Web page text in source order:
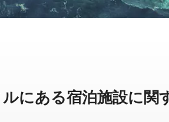
に⁠あ⁠る宿⁠泊⁠施⁠設⁠に関⁠